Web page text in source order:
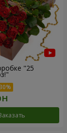
"25